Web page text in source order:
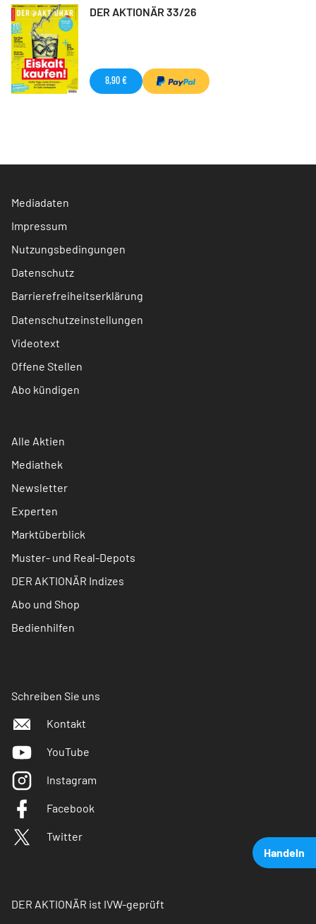
Handeln
DER AKTIONÄR 33/26
8,90 €
Mediadaten
Impressum
Nutzungsbedingungen
Datenschutz
Barrierefreiheitserklärung
Datenschutzeinstellungen
Videotext
Offene Stellen
Abo kündigen
Alle Aktien
Mediathek
Newsletter
Experten
Marktüberblick
Muster- und Real-Depots
DER AKTIONÄR Indizes
Abo und Shop
Bedienhilfen
Schreiben Sie uns
Kontakt
YouTube
Instagram
Facebook
Twitter
DER AKTIONÄR ist IVW-geprüft